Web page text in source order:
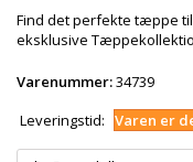
Find det perfekte tæppe
eksklusive
Varenummer:34739
Leveringstid: Varen er